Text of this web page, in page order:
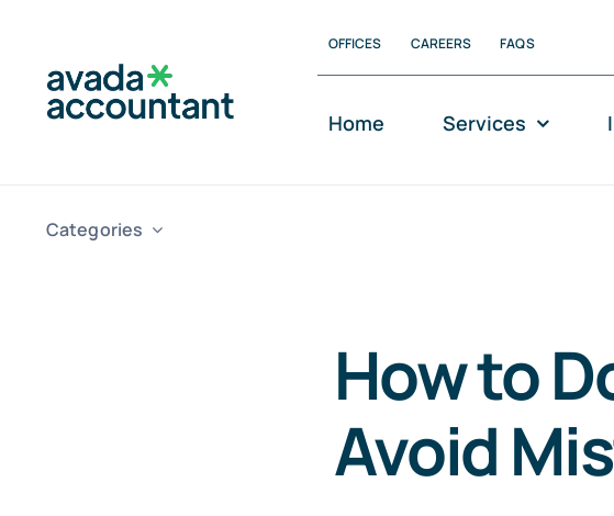
content
OFFICES CAREERS FAQS
Home Services
Categories
How to
Avoid